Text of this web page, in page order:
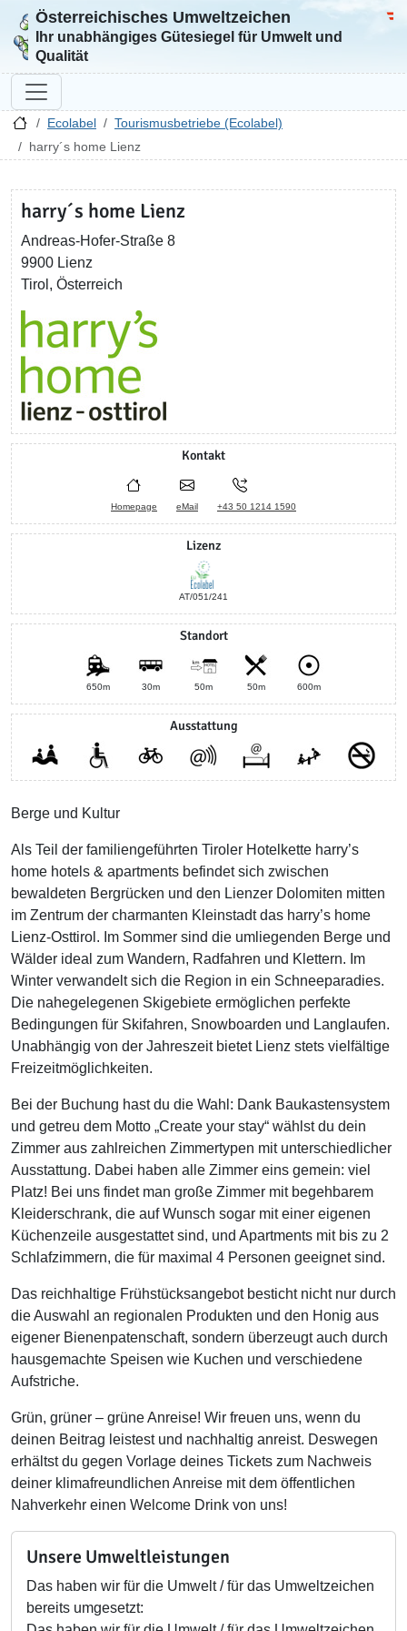
Zur Startseite
Österreichisches Umweltzeichen
Ihr unabhängiges Gütesiegel für Umwelt und
Qualität
Ecolabel
Tourismusbetriebe (Ecolabel)
harry´s home Lienz
harry´s home Lienz
Andreas-Hofer-Straße 8
9900 Lienz
Tirol, Österreich
Kontakt
Homepage eMail +43 50 1214 1590
Lizenz
AT/051/241
Standort
650m 30m 50m 50m 600m
Ausstattung
Berge und Kultur
Als Teil der familiengeführten Tiroler Hotelkette harry’s
home hotels & apartments befindet sich zwischen
bewaldeten Bergrücken und den Lienzer Dolomiten mitten
im Zentrum der charmanten Kleinstadt das harry’s home
Lienz-Osttirol. Im Sommer sind die umliegenden Berge und
Wälder ideal zum Wandern, Radfahren und Klettern. Im
Winter verwandelt sich die Region in ein Schneeparadies.
Die nahegelegenen Skigebiete ermöglichen perfekte
Bedingungen für Skifahren, Snowboarden und Langlaufen.
Unabhängig von der Jahreszeit bietet Lienz stets vielfältige
Freizeitmöglichkeiten.
Bei der Buchung hast du die Wahl: Dank Baukastensystem
und getreu dem Motto „Create your stay“ wählst du dein
Zimmer aus zahlreichen Zimmertypen mit unterschiedlicher
Ausstattung. Dabei haben alle Zimmer eins gemein: viel
Platz! Bei uns findet man große Zimmer mit begehbarem
Kleiderschrank, die auf Wunsch sogar mit einer eigenen
Küchenzeile ausgestattet sind, und Apartments mit bis zu 2
Schlafzimmern, die für maximal 4 Personen geeignet sind.
Das reichhaltige Frühstücksangebot besticht nicht nur durch
die Auswahl an regionalen Produkten und den Honig aus
eigener Bienenpatenschaft, sondern überzeugt auch durch
hausgemachte Speisen wie Kuchen und verschiedene
Aufstriche.
Grün, grüner – grüne Anreise! Wir freuen uns, wenn du
deinen Beitrag leistest und nachhaltig anreist. Deswegen
erhältst du gegen Vorlage deines Tickets zum Nachweis
deiner klimafreundlichen Anreise mit dem öffentlichen
Nahverkehr einen Welcome Drink von uns!
Unsere Umweltleistungen
Das haben wir für die Umwelt / für das Umweltzeichen
bereits umgesetzt: